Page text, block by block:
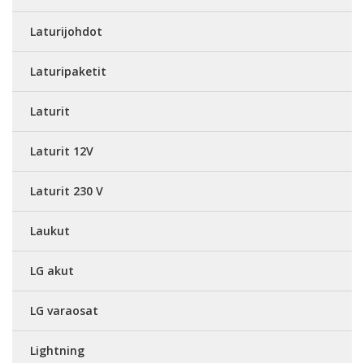
Laturijohdot
Laturipaketit
Laturit
Laturit 12V
Laturit 230 V
Laukut
LG akut
LG varaosat
Lightning